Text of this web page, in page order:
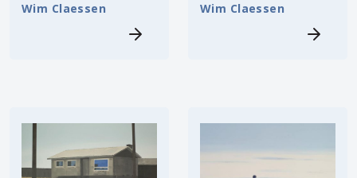
Wim Claessen Wim Claessen